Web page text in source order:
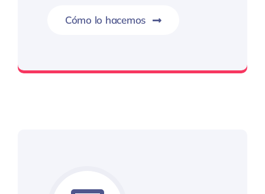
Cómo lo hacemos